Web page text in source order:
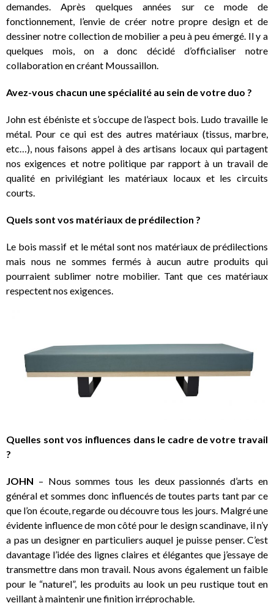
demandes. Après quelques années sur ce mode de
fonctionnement, l’envie de créer notre propre design et de
dessiner notre collection de mobilier a peu à peu émergé. Il y a
quelques mois, on a donc décidé d’officialiser notre
collaboration en créant Moussaillon.
Avez-vous chacun une spécialité au sein de votre duo ?
John est ébéniste et s’occupe de l’aspect bois. Ludo travaille le
métal. Pour ce qui est des autres matériaux (tissus, marbre,
etc…), nous faisons appel à des artisans locaux qui partagent
nos exigences et notre politique par rapport à un travail de
qualité en privilégiant les matériaux locaux et les circuits
courts.
Quels sont vos matériaux de prédilection ?
Le bois massif et le métal sont nos matériaux de prédilections
mais nous ne sommes fermés à aucun autre produits qui
pourraient sublimer notre mobilier. Tant que ces matériaux
respectent nos exigences.
Quelles sont vos influences dans le cadre de votre travail
?
JOHN – Nous sommes tous les deux passionnés d’arts en
général et sommes donc influencés de toutes parts tant par ce
que l’on écoute, regarde ou découvre tous les jours. Malgré une
évidente influence de mon côté pour le design scandinave, il n’y
a pas un designer en particuliers auquel je puisse penser. C’est
davantage l’idée des lignes claires et élégantes que j’essaye de
transmettre dans mon travail. Nous avons également un faible
pour le “naturel”, les produits au look un peu rustique tout en
veillant à maintenir une finition irréprochable.